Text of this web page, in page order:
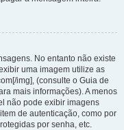
No entanto não existe
uma imagem utilize as
img], (consulte o Guia de
mais informações). A menos
não pode exibir imagens
de autenticação, como por
por senha, etc.